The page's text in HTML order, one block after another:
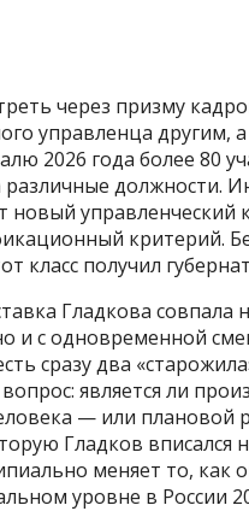
через призму
управленца другим,
2026 года более 80
различные должности.
новый
критерий.
класс получил
Гладкова совпала
и с одновременной
сразу два
является ли
— или плановой
Гладков вписался
меняет то, как
уровне в России